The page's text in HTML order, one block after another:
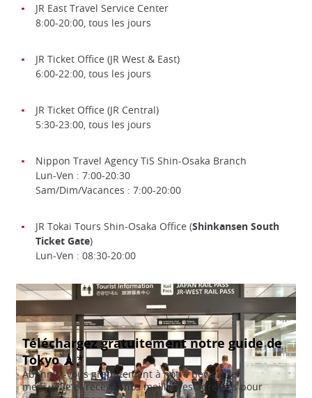
JR East Travel Service Center
8:00-20:00, tous les jours
JR Ticket Office (JR West & East)
6:00-22:00, tous les jours
JR Ticket Office (JR Central)
5:30-23:00, tous les jours
Nippon Travel Agency TiS Shin-Osaka Branch
Lun-Ven : 7:00-20:30
Sam/Dim/Vacances : 7:00-20:00
JR Tokai Tours Shin-Osaka Office (Shinkansen South
Ticket Gate)
Lun-Ven : 08:30-20:00